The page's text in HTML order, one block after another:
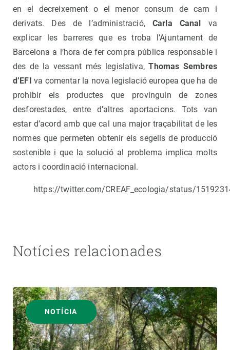
en el decreixement o el menor consum de carn i
derivats. Des de l’administració, Carla Canal va
explicar les barreres que es troba l’Ajuntament de
Barcelona a l’hora de fer compra pública responsable i
des de la vessant més legislativa,Thomas Sembres
d’EFI va comentar la nova legislació europea que ha de
prohibir els productes que provinguin de zones
desforestades, entre d’altres aportacions. Tots van
estar d’acord amb que cal una major traçabilitat de les
normes que permeten obtenir els segells de producció
sostenible i que la solució al problema implica molts
actors i coordinació internacional.
https://twitter.com/CREAF_ecologia/status/
Notícies relacionades
NOTÍCIA